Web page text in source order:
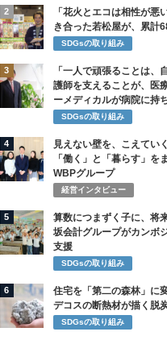
2
「花火とエコは相性が悪
き合った若松屋が、累計
SDGsの取り組み
3
「一人で頑張ることは、
護師を支えることが、医
ーメディカルが病院に持
SDGsの取り組み
4
見えない壁を、こえてい
「働く」と「暮らす」を
WBPグループ
経営インタビュー
5
算数につまずく子に、将
坂会計グループがカンボ
支援
SDGsの取り組み
6
住宅を「第二の森林」に
デコスの断熱材が描く脱
SDGsの取り組み